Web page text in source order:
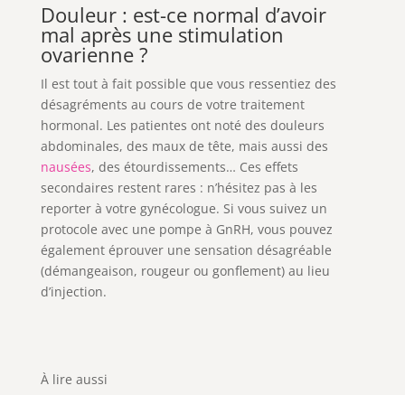
Douleur : est-ce normal d’avoir
mal après une stimulation
ovarienne ?
Il est tout à fait possible que vous ressentiez des
désagréments au cours de votre traitement
hormonal. Les patientes ont noté des douleurs
abdominales, des maux de tête, mais aussi des
nausées, des étourdissements… Ces effets
secondaires restent rares : n’hésitez pas à les
reporter à votre gynécologue. Si vous suivez un
protocole avec une pompe à GnRH, vous pouvez
également éprouver une sensation désagréable
(démangeaison, rougeur ou gonflement) au lieu
d’injection.
À lire aussi